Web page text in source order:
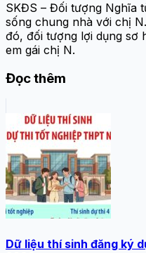
SKĐS – Đối tượng Nghĩa
sống chung nhà với chị
đó, đối tượng lợi dụng sơ
em gái chị N.
Đọc thêm
Dữ liệu thí sinh đăng ký